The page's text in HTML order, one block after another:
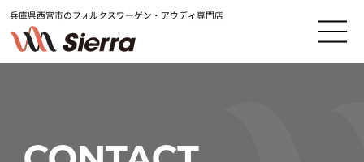
兵庫県西宮市のフォルクスワーゲン・アウディ専門店